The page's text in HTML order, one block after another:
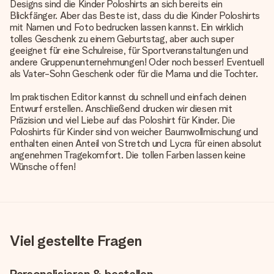
Designs sind die Kinder Poloshirts an sich bereits ein
Blickfänger. Aber das Beste ist, dass du die Kinder Poloshirts
mit Namen und Foto bedrucken lassen kannst. Ein wirklich
tolles Geschenk zu einem Geburtstag, aber auch super
geeignet für eine Schulreise, für Sportveranstaltungen und
andere Gruppenunternehmungen! Oder noch besser! Eventuell
als Vater-Sohn Geschenk oder für die Mama und die Tochter.
Im praktischen Editor kannst du schnell und einfach deinen
Entwurf erstellen. Anschließend drucken wir diesen mit
Präzision und viel Liebe auf das Poloshirt für Kinder. Die
Poloshirts für Kinder sind von weicher Baumwollmischung und
enthalten einen Anteil von Stretch und Lycra für einen absolut
angenehmen Tragekomfort. Die tollen Farben lassen keine
Wünsche offen!
Viel gestellte Fragen